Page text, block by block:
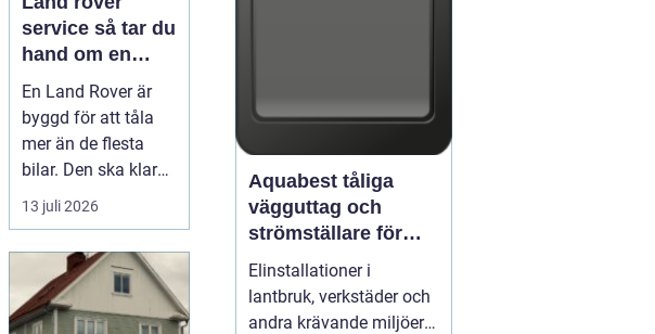
service så tar du
hand om en
modern
klassiker
En Land Rover är
byggd för att tåla
mer än de flesta
bilar. Den ska klara
motorväg,
stadstrafik, gru...
13 juli 2026
Aquabest tåliga
vägguttag och
strömställare för
krävande miljöer
Elinstallationer i
lantbruk, verkstäder och
andra krävande miljöer